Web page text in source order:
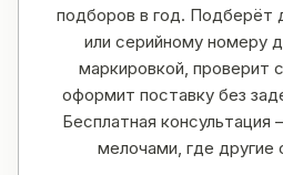
подборов в год. Подберёт
или серийному номеру
маркировкой, проверит
оформит поставку без
Бесплатная
мелочами, где другие